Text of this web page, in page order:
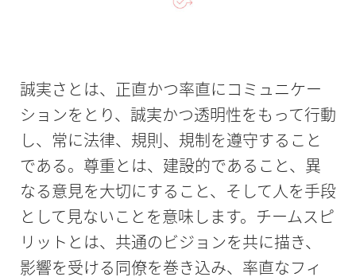
誠実さとは、正直かつ率直にコミュニケー
ションをとり、誠実かつ透明性をもって行動
し、常に法律、規則、規制を遵守すること
である。尊重とは、建設的であること、異
なる意見を大切にすること、そして人を手段
として見ないことを意味します。チームスピ
リットとは、共通のビジョンを共に描き、
影響を受ける同僚を巻き込み、率直なフィ